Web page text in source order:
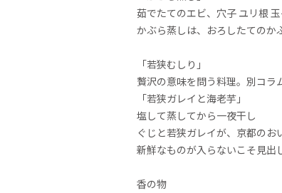
茹でたてのエビ、穴子 ユリ根
かぶら蒸しは、おろしたてのか
「若狭むしり」
贅沢の意味を問う料理。別コラ
「若狭ガレイと海老芋」
塩して蒸してから一夜干し
ぐじと若狭ガレイが、京都のお
新鮮なものが入らないこそ見出
香の物